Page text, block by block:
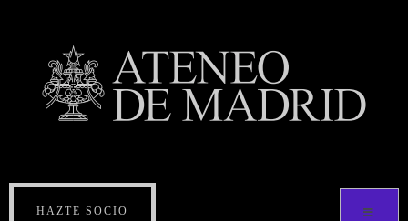
HAZTE SOCIO